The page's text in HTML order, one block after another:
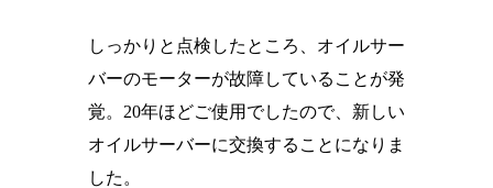
しっかりと点検したところ、オイルサー
バーのモーターが故障していることが発
覚。20年ほどご使用でしたので、新しい
オイルサーバーに交換することになりま
した。